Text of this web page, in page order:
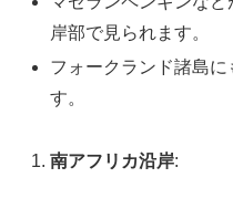
岸部で見られます。
フォークランド諸島
す。
南アフリカ沿岸: